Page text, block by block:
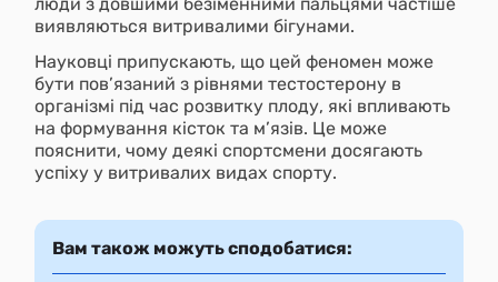
виявляються витривалими бігунами.
Науковці припускають, що цей феномен може
бути пов’язаний з рівнями тестостерону в
організмі під час розвитку плоду, які впливають
на формування кісток та м’язів. Це може
пояснити, чому деякі спортсмени досягають
успіху у витривалих видах спорту.
Вам також можуть сподобатися: